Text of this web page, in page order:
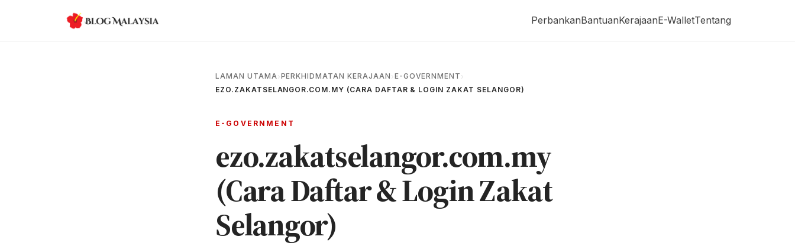
PerbankanBantuanKerajaanE-WalletTentang
LAMAN UTAMA› PERKHIDMATAN KERAJAAN › E-GOVERNMENT ›
EZO.ZAKATSELANGOR.COM.MY (CARA DAFTAR & LOGIN ZAKAT SELANGOR)
E-GOVERNMENT
ezo.zakatselangor.com.my
(Cara Daftar & Login Zakat
Selangor)